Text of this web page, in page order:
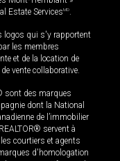
Estate ServicesMD.
logos qui s'y rapportent
les membres
et de la location de
vente collaborative.
sont des marques
dont la National
de l’immobilier
servent à
courtiers et agents
d'homologation